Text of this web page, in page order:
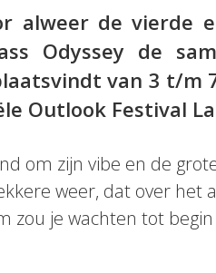
de vierde
Odyssey de
van 3 t/m
Outlook Festival
om zijn vibe en de
weer, dat over het
zou je wachten tot